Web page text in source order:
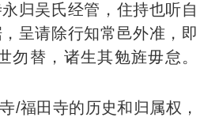
归吴氏经管，住持也听自
呈请除行知常邑外准，即
替，诸生其勉旌毋怠。
/福田寺的历史和归属权，